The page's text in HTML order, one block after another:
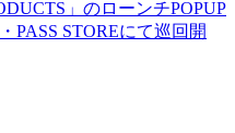
」のローンチPOPUP
PASS STOREにて巡回開